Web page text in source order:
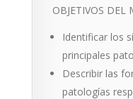
OBJETIVOS DEL
Identificar los
princi­pales
Describir las
patologías